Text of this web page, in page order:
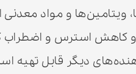
ویتامین‌ها و مواد
کاهش استرس و اضطراب
دیگر قابل تهیه